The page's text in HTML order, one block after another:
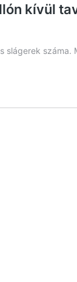
kívül
slágerek száma.